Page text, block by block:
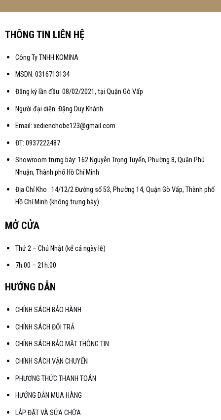
THÔNG TIN LIÊN HỆ
Công Ty TNHH KOMINA
MSDN: 0316713134
Đăng ký lần đầu: 08/02/2021, tại Quận Gò Vấp
Người đại diện: Đặng Duy Khánh
Email: xedienchobe123@gmail.com
ĐT: 0937222487
Showroom trưng bày: 162 Nguyễn Trọng Tuyển, Phường 8, Quận Phú
Nhuận, Thành phố Hồ Chí Minh
Địa Chỉ Kho : 14/12/2 Đường số 53, Phường 14, Quận Gò Vấp, Thành phố
Hồ Chí Minh (không trưng bày)
MỞ CỬA
Thứ 2 – Chủ Nhật (kể cả ngày lễ)
7h:00 – 21h:00
HƯỚNG DẪN
CHÍNH SÁCH BẢO HÀNH
CHÍNH SÁCH ĐỔI TRẢ
CHÍNH SÁCH BẢO MẬT THÔNG TIN
CHÍNH SÁCH VẬN CHUYỂN
PHƯƠNG THỨC THANH TOÁN
HƯỚNG DẪN MUA HÀNG
LẮP ĐẶT VÀ SỬA CHỮA